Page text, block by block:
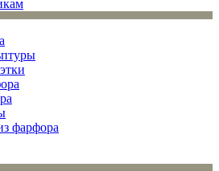
фарфора